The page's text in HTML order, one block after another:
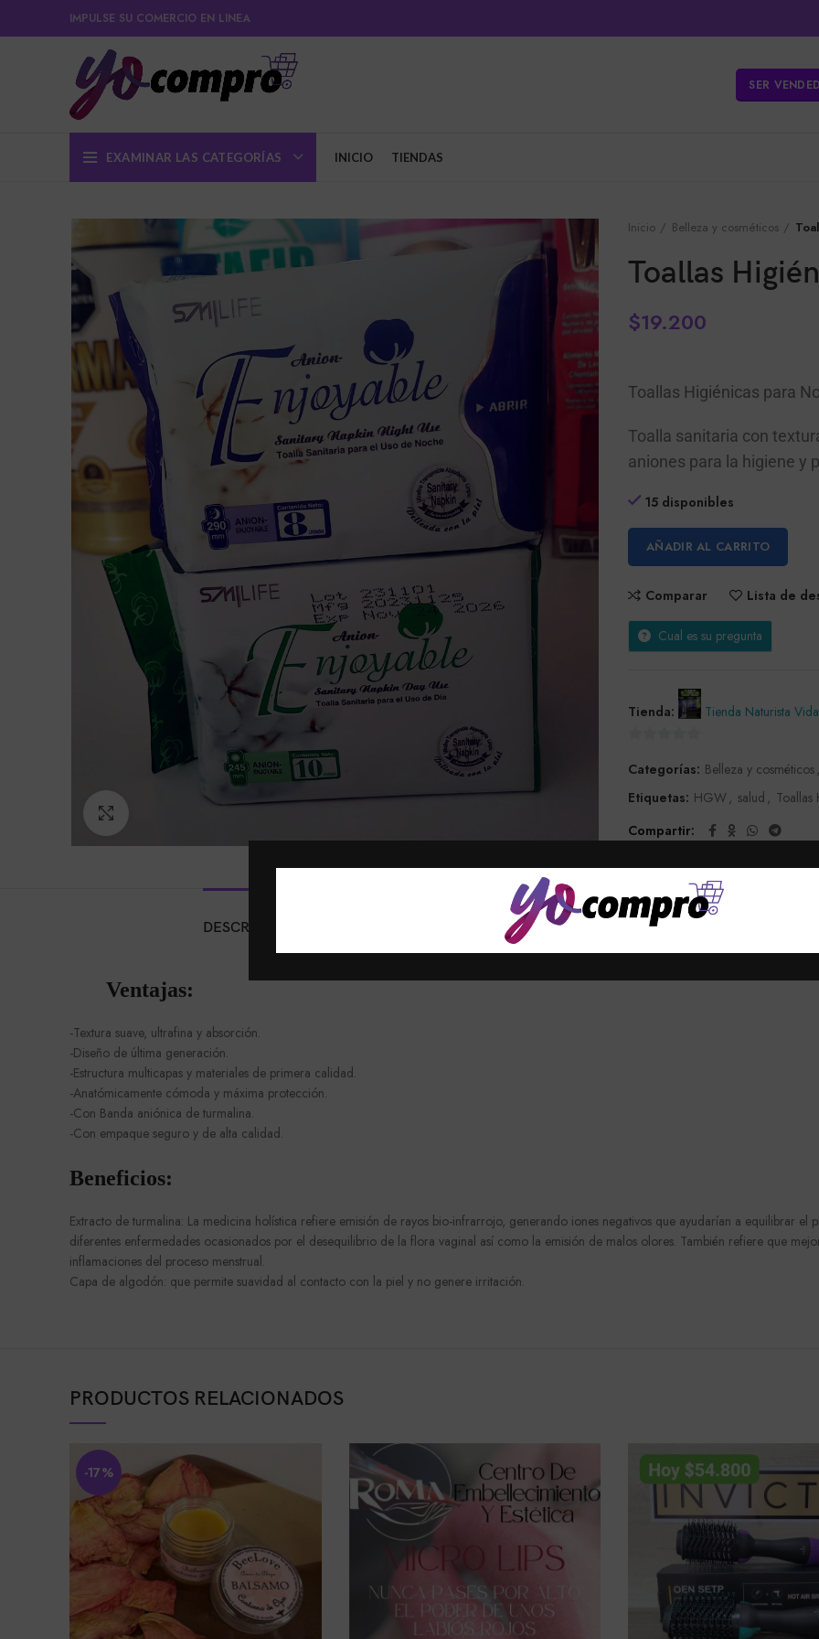
IMPULSE SU COMERCIO EN LINEA
SER
EXAMINAR LAS CATEGORÍAS INICIO TIENDAS
Inicio Belleza y cosméticos
Toallas
$19.200
Toallas Higiénicas para
Toalla sanitaria con
aniones para la higiene y
15 disponibles
AÑADIR AL CARRITO
Comparar Lista de
Cual es su pregunta
Tienda: Tienda Naturista
de
5
Categorías: Belleza y cosméticos,
Etiquetas: HGW , salud , Toallas
Compartir
DESCRIPCIÓN SHIPPING & DELIVERY
Ventajas:
-Textura suave, ultrafina y absorción.
-Diseño de última generación.
-Estructura multicapas y materiales de primera calidad.
-Anatómicamente cómoda y máxima protección.
-Con Banda aniónica de turmalina.
-Con empaque seguro y de alta calidad.
Beneficios:
Extracto de turmalina: La medicina holística refiere emisión de rayos bio-infrarrojo, generando iones negativos que ayudarían a equilibrar
diferentes enfermedades ocasionados por el desequilibrio de la flora vaginal así como la emisión de malos olores. También refiere que
inflamaciones del proceso menstrual.
Capa de algodón: que permite suavidad al contacto con la piel y no genere irritación.
PRODUCTOS RELACIONADOS
-17%